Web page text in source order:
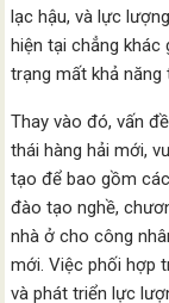
lạc hậu, và lực
hiện tại chẳng
trạng mất khả năng
Thay vào đó, vấn
thái hàng hải mới,
tạo để bao gồm
đào tạo nghề,
nhà ở cho công
mới. Việc phối hợp
và phát triển lực